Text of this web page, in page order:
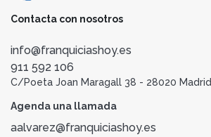
Contacta con nosotros
info@franquiciashoy.es
911 592 106
C/Poeta Joan Maragall 38 - 28020 Madrid
Agenda una llamada
aalvarez@franquiciashoy.es